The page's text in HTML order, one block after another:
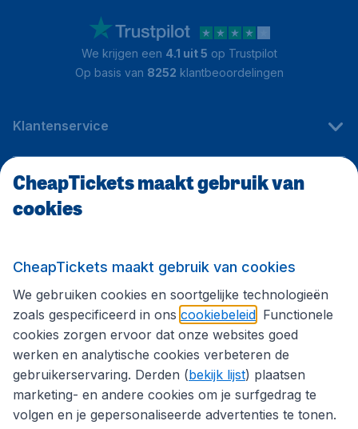
We krijgen een 4.1 uit 5 op Trustpilot
Op basis van 8252 klantbeoordelingen
Klantenservice
CheapTickets.be
Volg CheapTickets.be
CheapTickets maakt gebruik van
cookies
CheapTickets maakt gebruik van cookies
We gebruiken cookies en soortgelijke technologieën
zoals gespecificeerd in ons cookiebeleid . Functionele
cookies zorgen ervoor dat onze websites goed
werken en analytische cookies verbeteren de
gebruikerservaring. Derden (bekijk lijst) plaatsen
marketing- en andere cookies om je surfgedrag te
volgen en je gepersonaliseerde advertenties te tonen.